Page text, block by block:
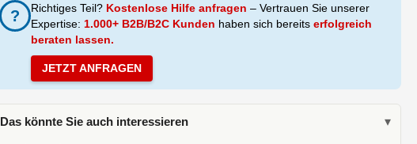
? Richtiges Teil? Kostenlose Hilfe anfragen – Vertrauen Sie unserer
Expertise: 1.000+ B2B/B2C Kunden haben sich bereits erfolgreich
beraten lassen.
JETZT ANFRAGEN
Das könnte Sie auch interessieren ▾